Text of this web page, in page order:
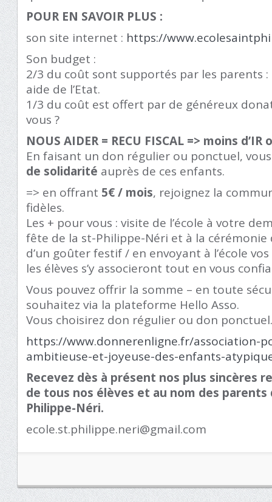
POUR EN SAVOIR PLUS :
son site internet : https://
Son budget :
2/3 du coût sont supportés par les parents :
aide de l’Etat.
1/3 du coût est offert par de généreux
vous ?
NOUS AIDER = RECU FISCAL => moins
En faisant un don régulier ou ponctuel,
de solidarité auprès de ces enfants.
=> en offrant 5€ / mois, rejoignez la
fidèles.
Les + pour vous : visite de l’école à votre
fête de la st-Philippe-Néri et à la cérémonie
d’un goûter festif / en envoyant à l’école
les élèves s’y associeront tout en vous
Vous pouvez offrir la somme – en toute
souhaitez via la plateforme Hello Asso.
Vous choisirez don régulier ou don
https://www.donnerenligne.fr/association-
ambitieuse-et-joyeuse-des-enfants-
Recevez dès à présent nos plus sincères
de tous nos élèves et au nom des parents
Philippe-Néri.
ecole.st.philippe.neri@gmail.com